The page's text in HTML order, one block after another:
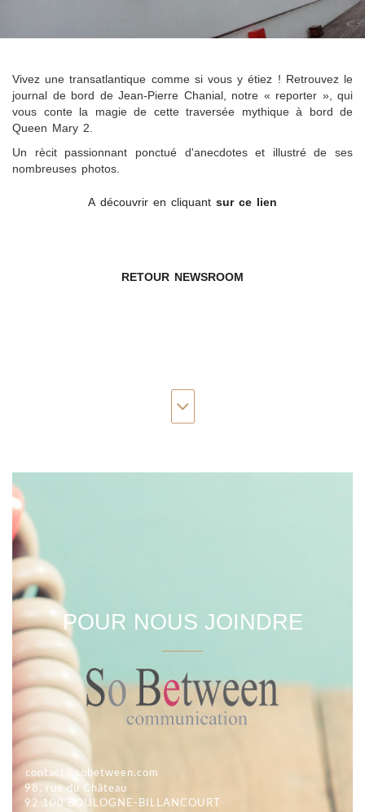
Vivez une transatlantique comme si vous y étiez ! Retrouvez le
journal de bord de Jean-Pierre Chanial, notre « reporter », qui
vous conte la magie de cette traversée mythique à bord de
Queen Mary 2.
Un rècit passionnant ponctué d'anecdotes et illustré de ses
nombreuses photos.
A découvrir en cliquant sur ce lien
RETOUR NEWSROOM
POUR NOUS JOINDRE
contact@sobetween.com
98, rue du Château
92 100 BOULOGNE-BILLANCOURT